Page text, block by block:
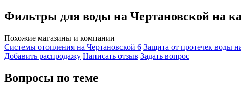
Фильтры для воды на Чертановской на
Похожие магазины и компании
Системы отопления на Чертановской 6 Защита от протечек воды
Добавить раcпродажу Написать отзыв Задать вопрос
Вопросы по теме